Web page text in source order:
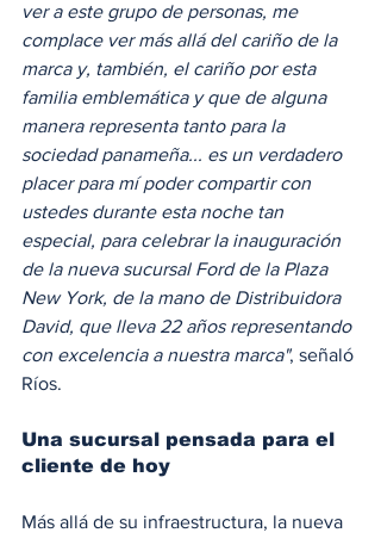
ver a este grupo de personas, me
complace ver más allá del cariño de la
marca y, también, el cariño por esta
familia emblemática y que de alguna
manera representa tanto para la
sociedad panameña... es un verdadero
placer para mí poder compartir con
ustedes durante esta noche tan
especial, para celebrar la inauguración
de la nueva sucursal Ford de la Plaza
New York, de la mano de Distribuidora
David, que lleva 22 años representando
con excelencia a nuestra marca", señaló
Ríos.
Una sucursal pensada para el
cliente de hoy
Más allá de su infraestructura, la nueva